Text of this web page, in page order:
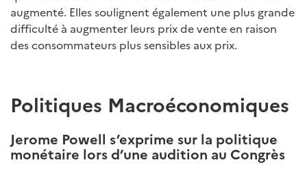
augmenté. Elles soulignent également une plus grande
difficulté à augmenter leurs prix de vente en raison
des consommateurs plus sensibles aux prix.
Politiques Macroéconomiques
Jerome Powell s’exprime sur la politique
monétaire lors d’une audition au Congrès